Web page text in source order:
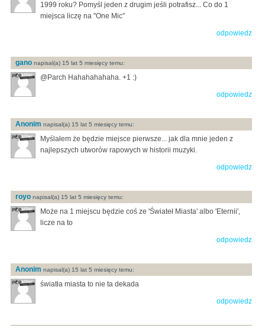
1999 roku? Pomyśl jeden z drugim jeśli potrafisz... Co do 1
miejsca liczę na "One Mic"
odpowiedz
gano napisal(a) 15 lat 5 miesięcy temu:
@Parch Hahahahahaha. +1 :)
odpowiedz
Anonim napisal(a) 15 lat 5 miesięcy temu:
Myślałem że będzie miejsce pierwsze... jak dla mnie jeden z
najlepszych utworów rapowych w historii muzyki.
odpowiedz
royo napisal(a) 15 lat 5 miesięcy temu:
Może na 1 miejscu będzie coś ze 'Świateł Miasta' albo 'Eternii',
licze na to
odpowiedz
Anonim napisal(a) 15 lat 5 miesięcy temu:
światła miasta to nie ta dekada
odpowiedz